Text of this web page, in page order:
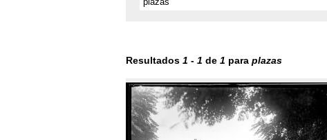
Resultados 1 - 1 de 1 para plazas